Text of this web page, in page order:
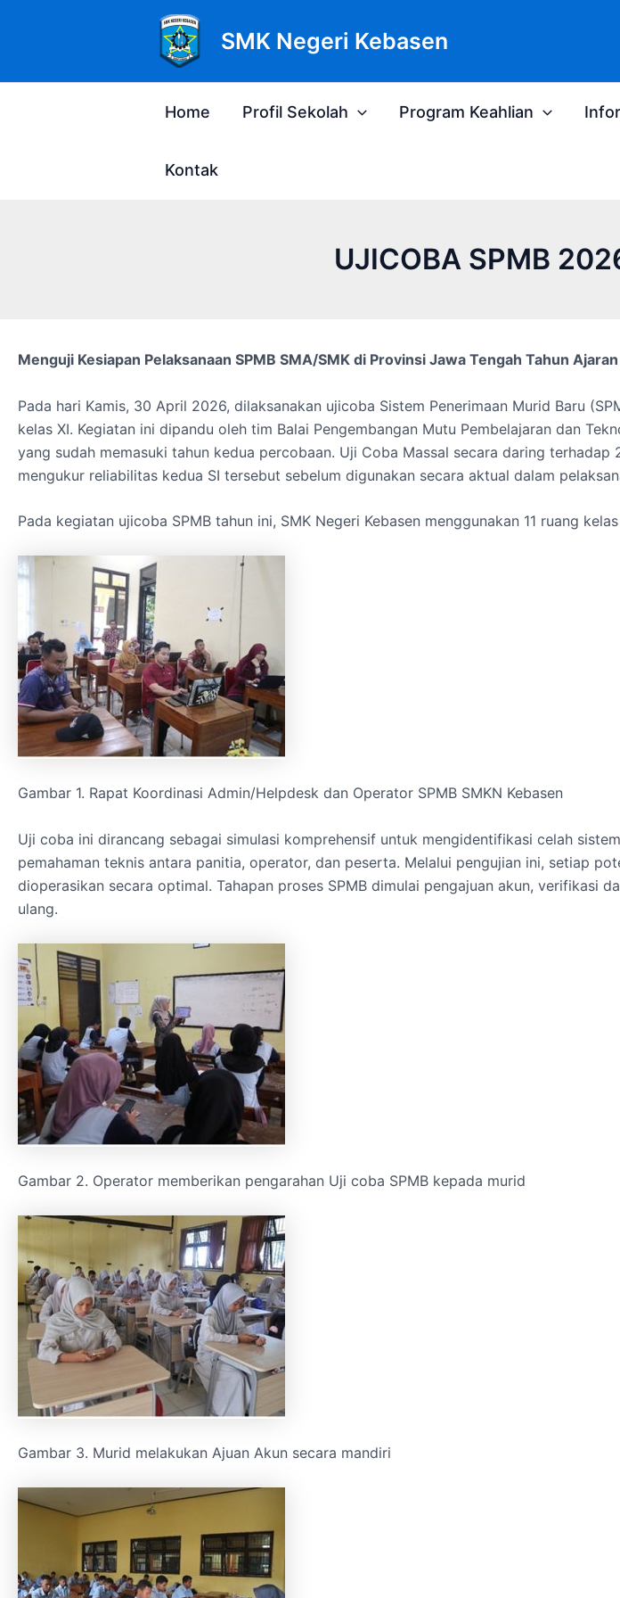
SMK Negeri Kebasen
Home Profil Sekolah Program Keahlian
Kontak
UJICOBA SPMB
Menguji Kesiapan Pelaksanaan SPMB SMA/SMK di Provinsi Jawa Tengah Tahun
Pada hari Kamis, 30 April 2026, dilaksanakan ujicoba Sistem Penerimaan Murid Baru
kelas XI. Kegiatan ini dipandu oleh tim Balai Pengembangan Mutu Pembelajaran dan
yang sudah memasuki tahun kedua percobaan. Uji Coba Massal secara daring
mengukur reliabilitas kedua SI tersebut sebelum digunakan secara aktual dalam
Pada kegiatan ujicoba SPMB tahun ini, SMK Negeri Kebasen menggunakan 11 ruang
Gambar 1. Rapat Koordinasi Admin/Helpdesk dan Operator SPMB SMKN Kebasen
Uji coba ini dirancang sebagai simulasi komprehensif untuk mengidentifikasi celah
pemahaman teknis antara panitia, operator, dan peserta. Melalui pengujian ini, setiap
dioperasikan secara optimal. Tahapan proses SPMB dimulai pengajuan akun, verifikasi
ulang.
Gambar 2. Operator memberikan pengarahan Uji coba SPMB kepada murid
Gambar 3. Murid melakukan Ajuan Akun secara mandiri